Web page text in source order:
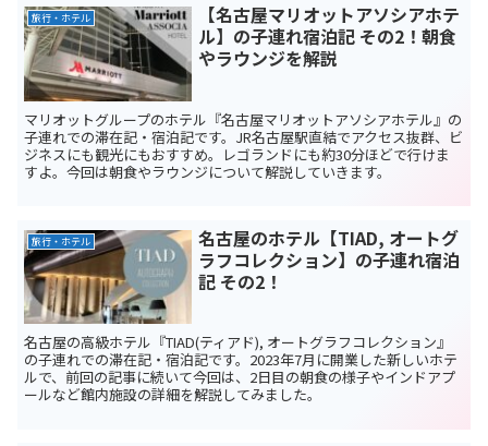
旅行・ホテル
【名古屋マリオットアソシアホテ
ル】の子連れ宿泊記 その2！朝食
やラウンジを解説
マリオットグループのホテル『名古屋マリオットアソシアホテル』の
子連れでの滞在記・宿泊記です。JR名古屋駅直結でアクセス抜群、ビ
ジネスにも観光にもおすすめ。レゴランドにも約30分ほどで行けま
すよ。今回は朝食やラウンジについて解説していきます。
旅行・ホテル
名古屋のホテル【TIAD, オートグ
ラフコレクション】の子連れ宿泊
記 その2！
名古屋の高級ホテル『TIAD(ティアド), オートグラフコレクション』
の子連れでの滞在記・宿泊記です。2023年7月に開業した新しいホテ
ルで、前回の記事に続いて今回は、2日目の朝食の様子やインドアプ
ールなど館内施設の詳細を解説してみました。